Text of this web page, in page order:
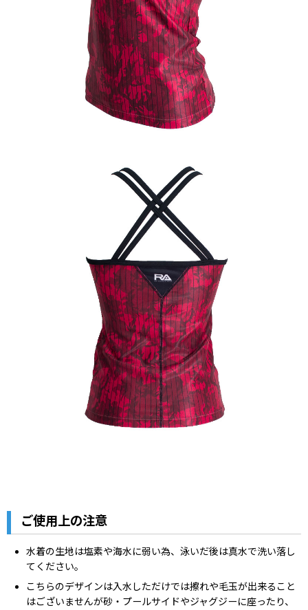
ご使用上の注意
水着の生地は塩素や海水に弱い為、泳いだ後は真水で洗い落し
てください。
こちらのデザインは入水しただけでは擦れや毛玉が出来ること
はございませんが砂・プールサイドやジャグジーに座ったり、